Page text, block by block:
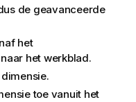
de geavanceerde
het
het werkblad.
toe vanuit het